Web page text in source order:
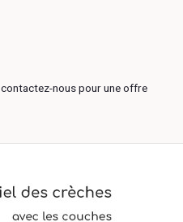
contactez-nous pour une offre